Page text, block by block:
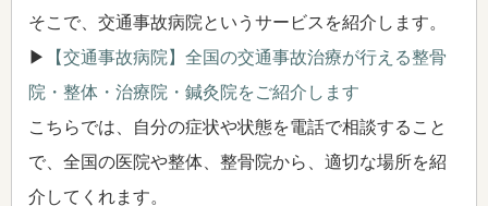
そこで、交通事故病院というサービスを紹介します。
▶
【交通事故病院】全国の交通事故治療が行える整骨
院・整体・治療院・鍼灸院をご紹介します
こちらでは、自分の症状や状態を電話で相談すること
で、全国の医院や整体、整骨院から、適切な場所を紹
介してくれます。